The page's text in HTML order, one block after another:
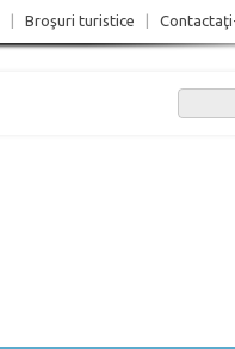
Broşuri turistice